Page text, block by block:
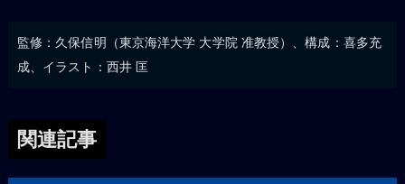
監修：久保信明（東京海洋大学 大学院 准教授）、構成：喜多充
成、イラスト：西井 匡
関連記事